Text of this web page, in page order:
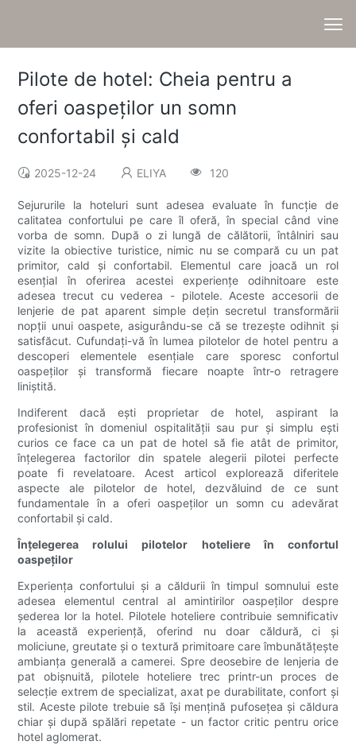
Pilote de hotel: Cheia pentru a
oferi oaspeților un somn
confortabil și cald
2025-12-24 ELIYA 120
Sejururile la hoteluri sunt adesea evaluate în funcție de
calitatea confortului pe care îl oferă, în special când vine
vorba de somn. După o zi lungă de călătorii, întâlniri sau
vizite la obiective turistice, nimic nu se compară cu un pat
primitor, cald și confortabil. Elementul care joacă un rol
esențial în oferirea acestei experiențe odihnitoare este
adesea trecut cu vederea - pilotele. Aceste accesorii de
lenjerie de pat aparent simple dețin secretul transformării
nopții unui oaspete, asigurându-se că se trezește odihnit și
satisfăcut. Cufundați-vă în lumea pilotelor de hotel pentru a
descoperi elementele esențiale care sporesc confortul
oaspeților și transformă fiecare noapte într-o retragere
liniștită.
Indiferent dacă ești proprietar de hotel, aspirant la
profesionist în domeniul ospitalității sau pur și simplu ești
curios ce face ca un pat de hotel să fie atât de primitor,
înțelegerea factorilor din spatele alegerii pilotei perfecte
poate fi revelatoare. Acest articol explorează diferitele
aspecte ale pilotelor de hotel, dezvăluind de ce sunt
fundamentale în a oferi oaspeților un somn cu adevărat
confortabil și cald.
Înțelegerea rolului pilotelor hoteliere în confortul
oaspeților
Experiența confortului și a căldurii în timpul somnului este
adesea elementul central al amintirilor oaspeților despre
șederea lor la hotel. Pilotele hoteliere contribuie semnificativ
la această experiență, oferind nu doar căldură, ci și
moliciune, greutate și o textură primitoare care îmbunătățește
ambianța generală a camerei. Spre deosebire de lenjeria de
pat obișnuită, pilotele hoteliere trec printr-un proces de
selecție extrem de specializat, axat pe durabilitate, confort și
stil. Aceste pilote trebuie să își mențină pufosețea și căldura
chiar și după spălări repetate - un factor critic pentru orice
hotel aglomerat.